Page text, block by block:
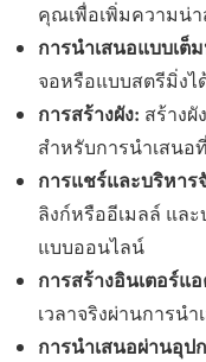
คุณเพื่อเพิ่มความน่า
การนำเสนอแบบเต็
จอหรือแบบสตรีมิ่ง
การสร้างผัง: สร้าง
สำหรับการนำเสนอ
การแชร์และบริหาร
ลิงก์หรืออีเมลล์ แล
แบบออนไลน์
การสร้างอินเตอร์แ
เวลาจริงผ่านการน
การนำเสนอผ่านอุ